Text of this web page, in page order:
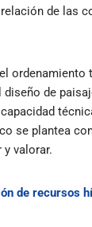
de las
ordenamiento
de
se plantea
y valorar.
de recursos